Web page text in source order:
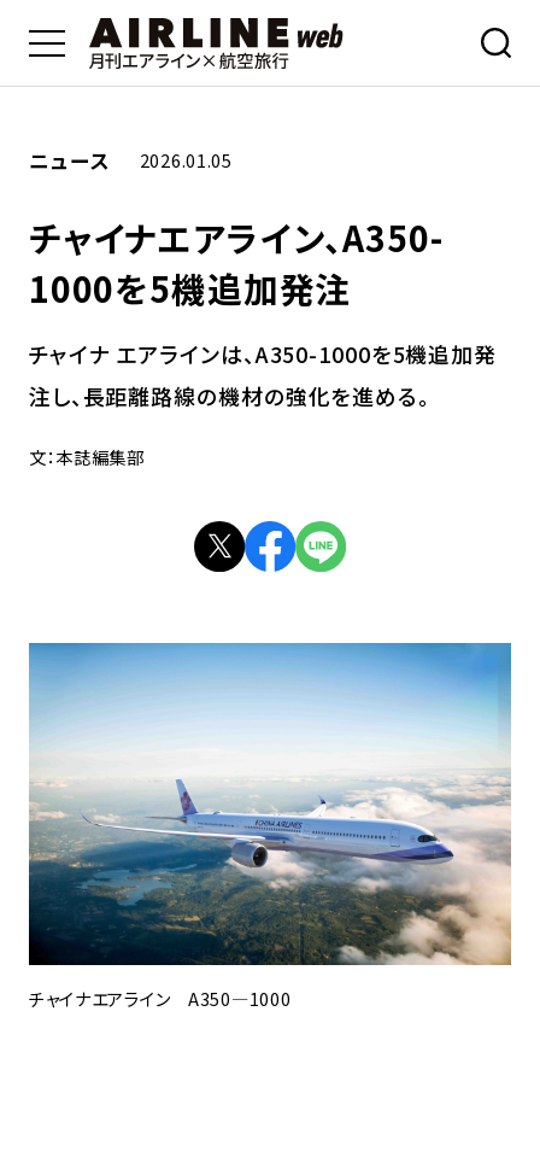
ニュース 2026.01.05
チャイナエアライン、A350-
1000を5機追加発注
チャイナ エアラインは、A350-1000を5機追加発
注し、長距離路線の機材の強化を進める。
文：本誌編集部
チャイナエアライン A350—1000